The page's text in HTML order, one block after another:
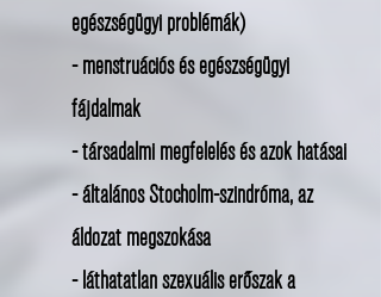
egészségügyi problémák)
- menstruációs és egészségügyi
fájdalmak
- társadalmi megfelelés és azok hatásai
- általános Stocholm-szindróma, az
áldozat megszokása
- láthatatlan szexuális erőszak a